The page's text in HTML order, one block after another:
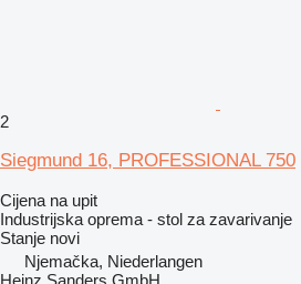
2
Siegmund 16, PROFESSIONAL 750
Cijena na upit
Industrijska oprema - stol za zavarivanje
Stanje novi
Njemačka, Niederlangen
Heinz Sanders GmbH